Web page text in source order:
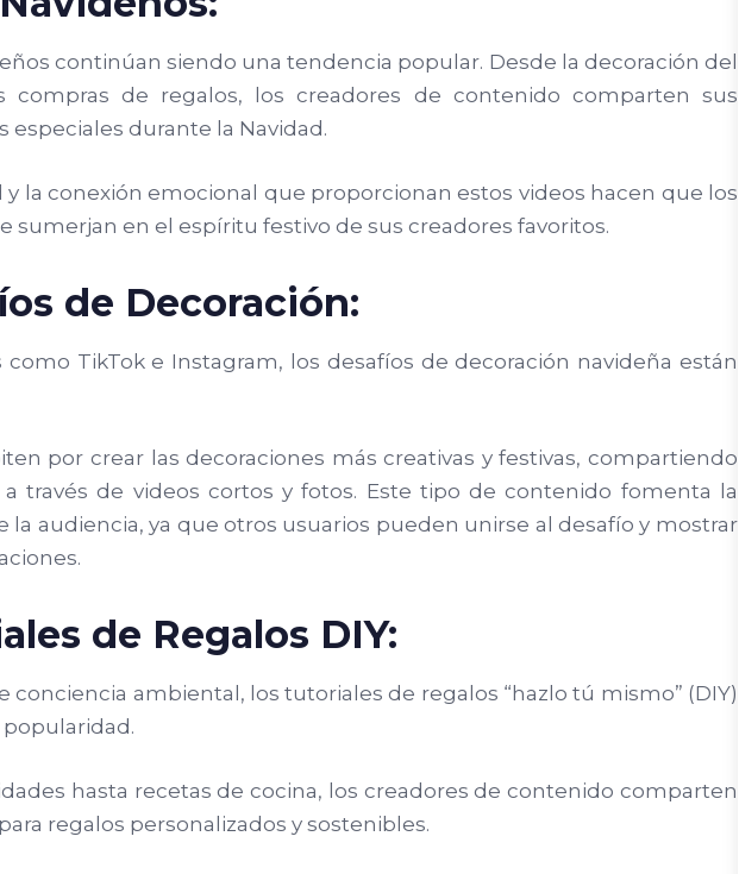
continúan siendo una tendencia popular. Desde la decoración del
compras de regalos, los creadores de contenido comparten sus
especiales durante la Navidad.
y la conexión emocional que proporcionan estos videos hacen que los
sumerjan en el espíritu festivo de sus creadores favoritos.
de Decoración:
como TikTok e Instagram, los desafíos de decoración navideña están
por crear las decoraciones más creativas y festivas, compartiendo
través de videos cortos y fotos. Este tipo de contenido fomenta la
la audiencia, ya que otros usuarios pueden unirse al desafío y mostrar
de Regalos DIY:
conciencia ambiental, los tutoriales de regalos “hazlo tú mismo” (DIY)
hasta recetas de cocina, los creadores de contenido comparten
regalos personalizados y sostenibles.